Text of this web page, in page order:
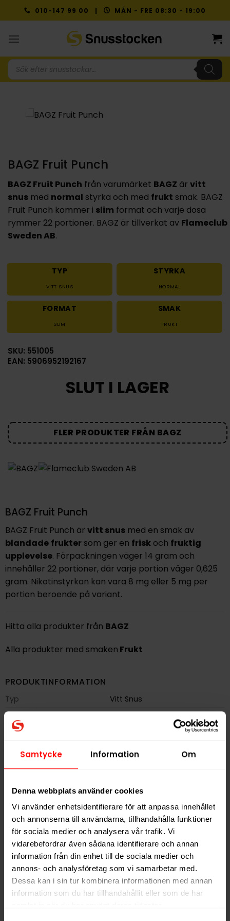
Samtycke Information Om
Denna webbplats använder cookies
Vi använder enhetsidentifierare för att anpassa innehållet
och annonserna till användarna, tillhandahålla funktioner
för sociala medier och analysera vår trafik. Vi
vidarebefordrar även sådana identifierare och annan
information från din enhet till de sociala medier och
annons- och analysföretag som vi samarbetar med.
Dessa kan i sin tur kombinera informationen med annan
information som du har tillhandahållit eller som de har
to
010-147 99 00 | MÅN - FRE 08:30 - 19:00
Produktsökning
BAGZ Fruit Punch
BAGZ Fruit Punch från varumärket BAGZ är vitt
snus med normal styrka och med frukt smak. BAGZ
Fruit Punch kommer i slim format och varje dosa
rymmer 22 portioner. BAGZ är tillverkat av Flameclub
Sweden AB.
TYP
VITT SNUS
STYRKA
NORMAL
FORMAT
SLIM
SMAK
FRUKT
SKU: 551005
EAN: 5906952192167
SLUT I LAGER
FLER PRODUKTER FRÅN BAGZ
BAGZ Fruit Punch
BAGZ Fruit Punch är vitt snusmed en smak av
blandade fruktersom ger en friskoch fruktig
upplevelse. Förpackningen väger 14 gram och
innehåller 22 portioner, där varje portion väger 0,625
gram. Nikotinstyrkan kan vara 8 mg eller 5 mg per
portion beroende på variant.
Hitta alla produkter från BAGZ
Alla produkter med smaken Frukt
PRODUKTINFORMATION
Typ
Vitt Snus
Smak
Format
Styrka
Normal
Nikotin per gram
Vikt per dosa
14 g
Portioner per dosa
22
Vikt per portion
0,6 g
Varumärke
BAGZ
Tillverkare
Flameclub Sweden AB